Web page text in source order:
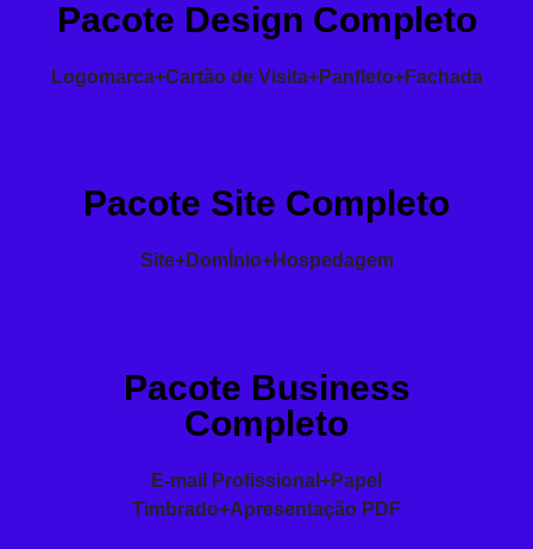
Pacote Design Completo
Logomarca+Cartão de Visita+Panfleto+Fachada
Pacote Site Completo
Site+DomÍnio+Hospedagem
Pacote Business
Completo
E-mail Profissional+Papel
Timbrado+Apresentação PDF